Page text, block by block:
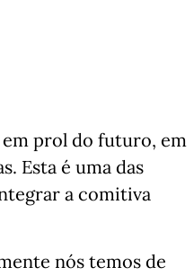
em prol do futuro, em
Esta é uma das
a comitiva
nós temos de